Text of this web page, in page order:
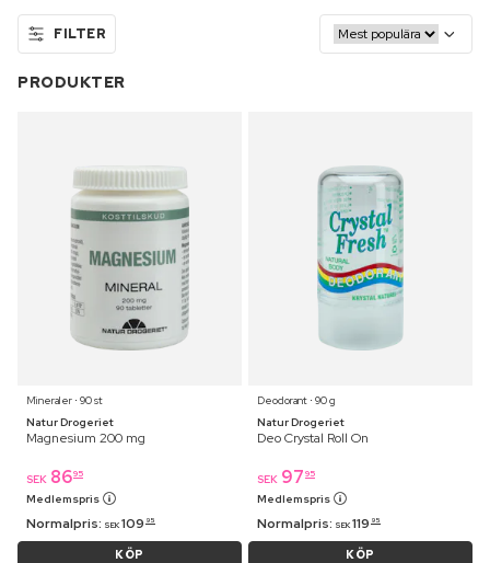
FILTER
PRODUKTER
Mineraler ⋅ 90 st
Natur Drogeriet
Magnesium 200 mg
SEK 8695
Medlemspris
Normalpris: SEK 109 95
KÖP
Deodorant ⋅ 90 g
Natur Drogeriet
Deo Crystal Roll On
SEK 97 95
Medlemspris
Normalpris: SEK 119 95
KÖP